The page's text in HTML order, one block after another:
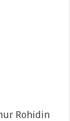
Rohidin